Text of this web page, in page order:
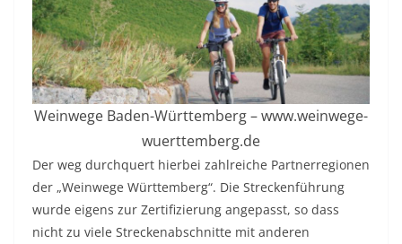
Weinwege Baden-Württemberg – www.weinwege-
wuerttemberg.de
Der weg durchquert hierbei zahlreiche Partnerregionen
der „Weinwege Württemberg“. Die Streckenführung
wurde eigens zur Zertifizierung angepasst, so dass
nicht zu viele Streckenabschnitte mit anderen